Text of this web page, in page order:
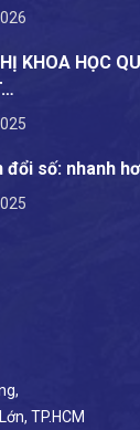
KHOA HỌC
đổi số: nhanh
TP.HCM